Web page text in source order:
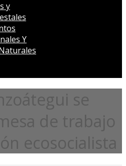
y
Y
se
de trabajo
ecosocialista